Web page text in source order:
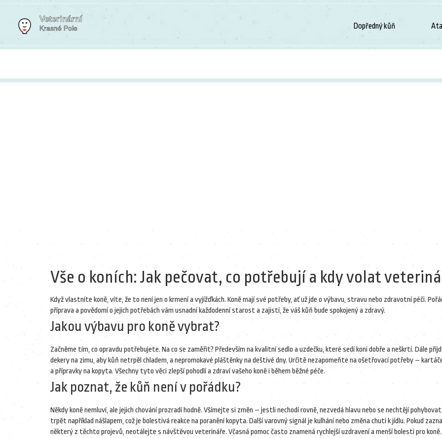
Dopředný kůň
Vše o koních: Jak pečovat, co potřebují a kdy volat
Když vlastníte koně, víte, že to není jen o krmení a vyjížďkách. Koně mají své potřeby, ať už jde o výbavu, stravu nebo zdravotní péči.
příprava a povědomí o jejich potřebách vám usnadní každodenní starost a zajistí, že váš kůň bude spokojený a zdravý.
Jakou výbavu pro koně vybrat?
Začněme tím, co opravdu potřebujete. Na co se zaměřit? Především na kvalitní sedlo a uzdečku, které sedí koni dobře a neškrtí. Dále
dekery na zimu, aby kůň netrpěl chladem, a nepromokavé pláštěnky na deštivé dny. Určitě nezapomeňte na ošetřovací potřeby –
a přípravky na kopyta. Všechny tyto věci zlepší pohodlí a zdraví vašeho koně i během běžné péče.
Jak poznat, že kůň není v pořádku?
Někdy koně nemluví, ale jejich chování prozradí hodně. Všímejte si změn – jestli nechodí rovně, nezvedá hlavu nebo se nechtějí
trpět například nášlapem, což je bolestivá reakce na poranění kopyta. Další varovný signál je kulhání nebo změna chuti k jídlu. Pokud
některý z těchto projevů, neotálejte s návštěvou veterináře. Včasná pomoc často znamená rychlejší uzdravení a menší bolesti pro koně.